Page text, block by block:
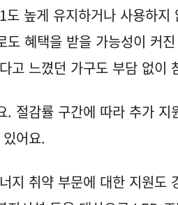
도 높게 유지하거나 사용하
도 혜택을 받을 가능성이 커
고 느꼈던 가구도 부담 없이
. 절감률 구간에 따라 추가
어요.
지 취약 부문에 대한 지원도